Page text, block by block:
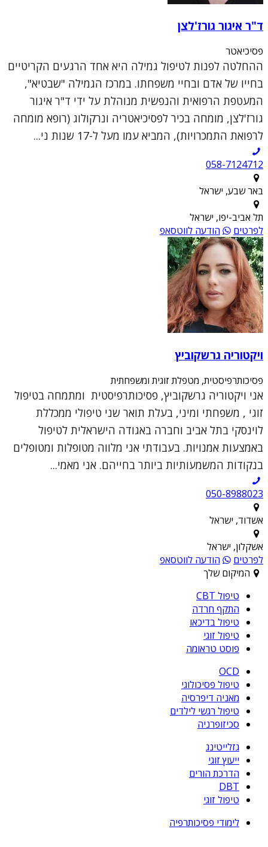
ד"ר איגור גורז'לצן
פסיכיאטר
ההחלטה לפנות לטיפול גמילה היא אחד הרגעים הקריטיים
בחייו של אדם ובחיי משפחתו. במרכז הגמילה "שבטיא",
המעטפת הרפואית והנפשית מנוהלת על ידי ד"ר איגור
גורז'לצן, מומחה בכיר לפסיכיאטריה ונרקולוג (רופא מומחה
לרפואת התמכרויות), המביא עמו מעל ל-17 שנות ני...
058-7124712
באר שבע, ישראל
תל אביב-יפו, ישראל
לפרטים
הודעה לווטסאפ
ויקטוריה גרשקוביץ
פסיכותרפיסטית, מטפלת זוגית ומשפחתית
אני ויקטוריה גרשקוביץ, פסיכותרפיסטית ומתמחה בטיפול
זוגי , משפחתי ומיני, בעלת תואר שני טיפולי ממכללת
לוינסקי בתל אביב וחברה באגודה הישראלית לטיפול
באמצעות אמנויות. בעבודתי אני מלווה מטופלות ומטופלים
בנקודות המשמעותיות ביותר בחייהם. אני מאמי...
050-8988023
אשדוד, ישראל
אשקלון, ישראל
לפרטים
הודעה לווטסאפ
המיקום שלך
טיפול CBT
התקף חרדה
טיפול בדיכאו
טיפול זוגי
פוסט טראומה
OCD
טיפול פסיכולוגי
מאניה דיפרסיה
טיפול רגשי לילדים
סכיזופרניה
גזלייטינג
ייעוץ זוגי
הדרכת הורים
DBT
טיפול זוגי
לימודי פסיכותרפיה